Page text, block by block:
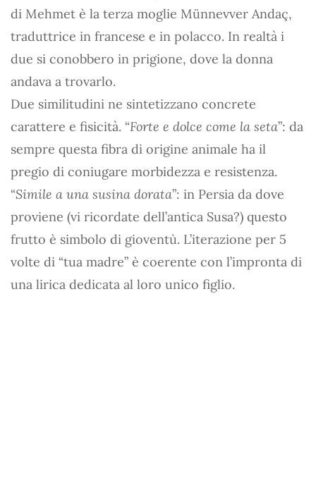
di Mehmet è la terza moglie Münnevver Andaç,
traduttrice in francese e in polacco. In realtà i
due si conobbero in prigione, dove la donna
andava a trovarlo.
Due similitudini ne sintetizzano concrete
carattere e fisicità. “Forte e dolce come la seta”: da
sempre questa fibra di origine animale ha il
pregio di coniugare morbidezza e resistenza.
“Simile a una susina dorata”: in Persia da dove
proviene (vi ricordate dell’antica Susa?) questo
frutto è simbolo di gioventù. L’iterazione per 5
volte di “tua madre” è coerente con l’impronta di
una lirica dedicata al loro unico figlio.